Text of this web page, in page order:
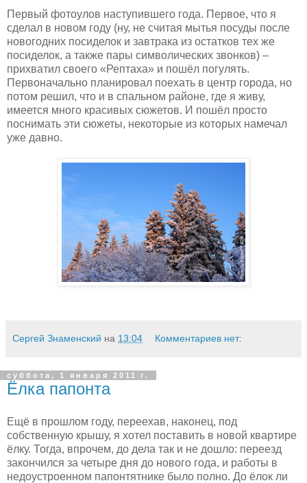
Первый фотоулов наступившего года. Первое, что я
сделал в новом году (ну, не считая мытья посуды после
новогодних посиделок и завтрака из остатков тех же
посиделок, а также пары символических звонков) –
прихватил своего «Рептаха» и пошёл погулять.
Первоначально планировал поехать в центр города, но
потом решил, что и в спальном районе, где я живу,
имеется много красивых сюжетов. И пошёл просто
поснимать эти сюжеты, некоторые из которых намечал
уже давно.
Сергей Знаменский на 13:04 Комментариев нет:
суббота, 1 января 2011 г.
Ёлка папонта
Ещё в прошлом году, переехав, наконец, под
собственную крышу, я хотел поставить в новой квартире
ёлку. Тогда, впрочем, до дела так и не дошло: переезд
закончился за четыре дня до нового года, и работы в
недоустроенном папонтятнике было полно. До ёлок ли